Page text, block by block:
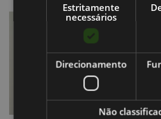
Estritamente
necessários
Direcionamento
Não